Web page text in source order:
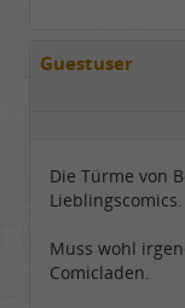
Guestuser
Die Türme von
Lieblingscomics.
Muss wohl
Comicladen.